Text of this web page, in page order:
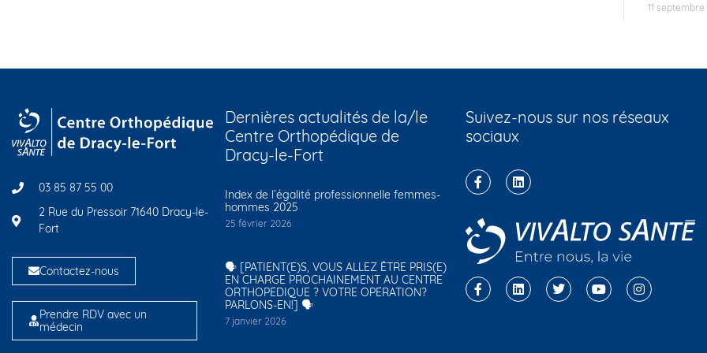
11
03 85 87 55 00
2 Rue du Pressoir 71640 Dracy-le-
Fort
Contactez-nous
Prendre RDV avec un
médecin
Dernières actualités de la/le
Centre Orthopédique de
Dracy-le-Fort
Index de l’égalité professionnelle femmes-
hommes 2025
25 février 2026
🗣️ [PATIENT(E)S, VOUS ALLEZ ÊTRE PRIS(E)
EN CHARGE PROCHAINEMENT AU CENTRE
ORTHOPÉDIQUE ? VOTRE OPÉRATION?
PARLONS-EN!] 🗣️
7 janvier 2026
Suivez-nous sur nos réseaux
sociaux